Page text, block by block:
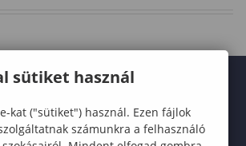
sütiket használ
kat ("sütiket") használ. Ezen fájlok
számunkra a felhasználó